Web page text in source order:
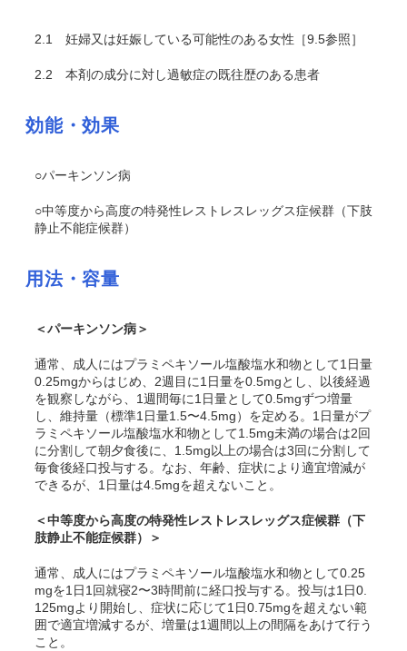
2.1 妊婦又は妊娠している可能性のある女性［9.5参照］
2.2 本剤の成分に対し過敏症の既往歴のある患者
効能・効果
○パーキンソン病
○中等度から高度の特発性レストレスレッグス症候群（下肢
静止不能症候群）
用法・容量
＜パーキンソン病＞
通常、成人にはプラミペキソール塩酸塩水和物として1日量
0.25mgからはじめ、2週目に1日量を0.5mgとし、以後経過
を観察しながら、1週間毎に1日量として0.5mgずつ増量
し、維持量（標準1日量1.5〜4.5mg）を定める。1日量がプ
ラミペキソール塩酸塩水和物として1.5mg未満の場合は2回
に分割して朝夕食後に、1.5mg以上の場合は3回に分割して
毎食後経口投与する。なお、年齢、症状により適宜増減が
できるが、1日量は4.5mgを超えないこと。
＜中等度から高度の特発性レストレスレッグス症候群（下
肢静止不能症候群）＞
通常、成人にはプラミペキソール塩酸塩水和物として0.25
mgを1日1回就寝2〜3時間前に経口投与する。投与は1日0.
125mgより開始し、症状に応じて1日0.75mgを超えない範
囲で適宜増減するが、増量は1週間以上の間隔をあけて行う
こと。